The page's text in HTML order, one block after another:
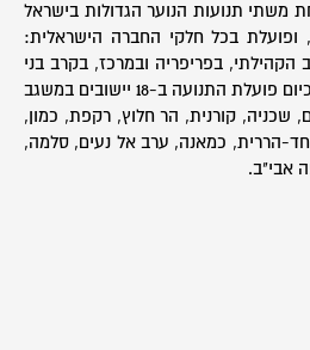
משתי תנועות הנוער הגדולות בישראל
ופועלת בכל חלקי החברה הישראלית:
הקהילתי, בפריפריה ובמרכז, בקרב בני
נוער יהודים, ערבים ודרוזים. כיום פועלת התנועה ב-18 יישובים במשגב
קנים: יובלים, שכניה, קורנית, הר חלוץ, רקפת, כמון,
הררית, כמאנה, ערב אל נעים, סלמה,
אבי"ב.